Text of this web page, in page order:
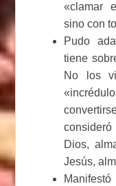
«clamar
sino con
Pudo
tiene
No los
Dios,
Jesús,